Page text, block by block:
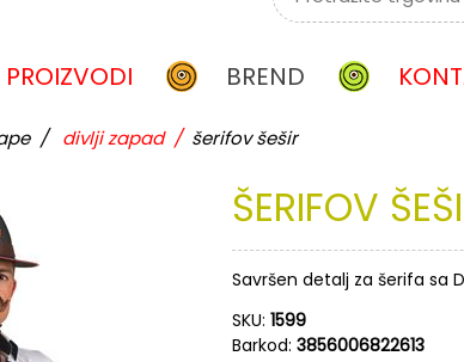
PROIZVODI BREND
/ divlji zapad / šerifov šešir
ŠERIFOV
Savršen detalj za šerifa sa
SKU: 1599
Barkod: 3856006822613